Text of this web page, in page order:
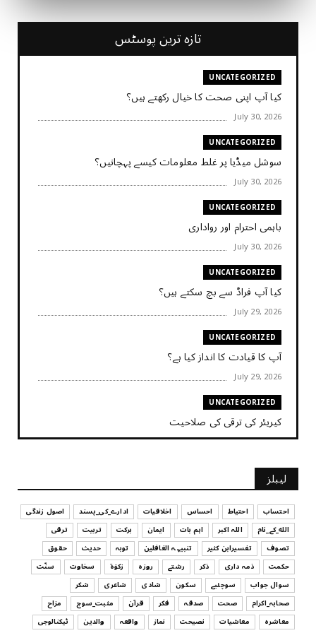
تازہ ترین پوسٹس
UNCATEGORIZED
کیا آپ اپنی صحت کا خیال رکھتے ہیں؟
July 30, 2026
UNCATEGORIZED
سوشل میڈیا پر غلط معلومات کیسے پہچانیں؟
July 30, 2026
UNCATEGORIZED
باہمی احترام اور رواداری
July 30, 2026
UNCATEGORIZED
کیا آپ فراڈ سے بچ سکتے ہیں؟
July 29, 2026
UNCATEGORIZED
آپ کا قیادت کا انداز کیا ہے؟
July 29, 2026
UNCATEGORIZED
کیریئر کی ترقی کی صلاحیت
July 29, 2026
UNCATEGORIZED
کیا آپ اپنے باس کو مؤثر طریقے سے منظم کر رہے ہیں
July 29, 2026
UNCATEGORIZED
اس وقت آپ کا موڈ کیسا ہے؟
July 29, 2026
UNCATEGORIZED
قرض لینے اور دینے میں ہوشیاری
لیبلز
احتساب احتیاط احساس اخلاقیات ادارے_کی_پسند
اصول زندگی
الله_کے_نام
اللہ اکبر اہم بات ایمان برکت تربیت
ترقی
تصوف
تفسیرابن کثیر تنبیہہ الغافلین توبہ حدیث
حقوق
حکمت
ذمہ داری ذکر رشتے روزہ زکوٰۃ سخاوت
سنّت
سوال جواب
سوچئیے سکون شادی شاعری
شکر
صحابہ_اکرام
صحت صدقہ فکر قرآن مثبت_سوچ
مزاح
معاشرہ
معاشیات نصیحت نماز واقعہ والدین
ٹیکنالوجی